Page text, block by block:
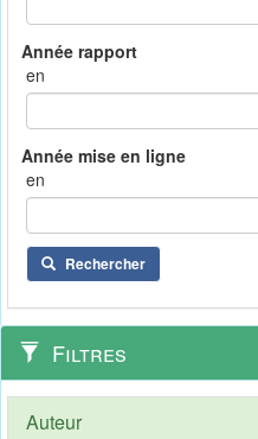
en
en
Rechercher
Filtres
Auteur